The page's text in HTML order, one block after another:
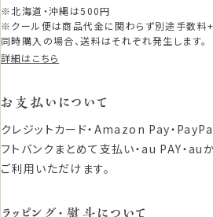
※北海道・沖縄は500円
※クール便は商品代金に関わらず別途手数料
同時購入の場合、送料はそれぞれ発生します。
詳細はこちら
お支払いについて
クレジットカード・Amazon Pay・
フトバンクまとめて支払い・au PAY・au
ご利用いただけます。
ラッピング・熨斗について